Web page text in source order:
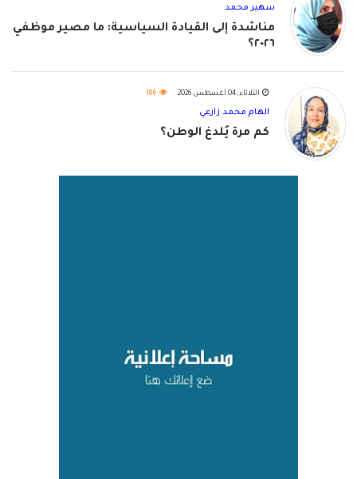
سهير محمد
مناشدة إلى القيادة السياسية: ما مصير موظفي
٢٠٢٦؟
الثلاثاء, 04 أغسطس 2026 186
الهام محمد زارعي
كم مرة يُلدغ الوطن؟